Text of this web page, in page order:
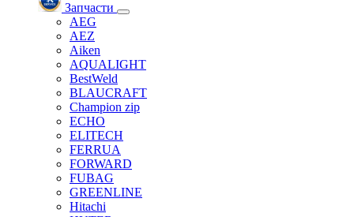
Запчасти
AEG
AEZ
Aiken
AQUALIGHT
BestWeld
BLAUCRAFT
Champion zip
ECHO
ELITECH
FERRUA
FORWARD
FUBAG
GREENLINE
Hitachi